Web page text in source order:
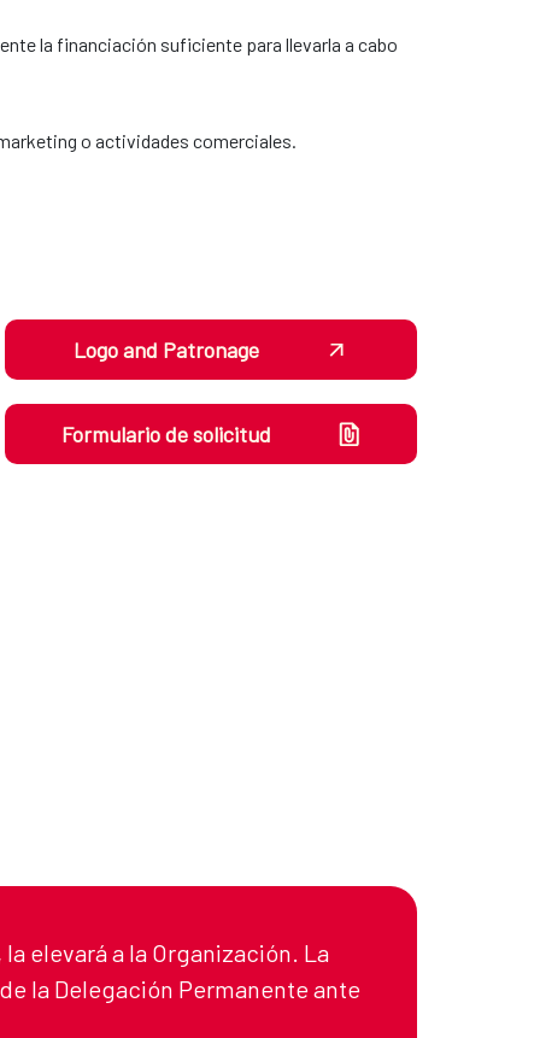
la financiación suficiente para llevarla a cabo
o actividades comerciales.
Logo and Patronage
Formulario de solicitud
elevará a la Organización. La
la Delegación Permanente ante